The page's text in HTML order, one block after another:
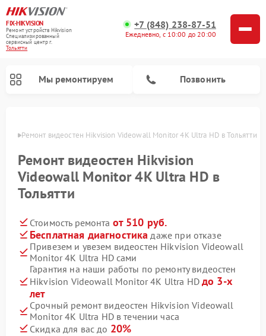
FIX-HIKVISION
Ремонт устройств Hikvision
Специализированный
cервисный центр г.
Тольятти
+7 (848) 238-87-51
Ежедневно, с 10:00 до 20:00
Мы ремонтируем Позвонить
Ремонт видеостен Hikvision Videowall Monitor 4K Ultra HD в Тольятти
Ремонт видеостен Hikvision
Videowall Monitor 4K Ultra HD в
Тольятти
Стоимость ремонта от 510 руб.
Бесплатная диагностика даже при отказе
Привезем и увезем видеостен Hikvision Videowall
Monitor 4K Ultra HD сами
Гарантия на наши работы по ремонту видеостен
Hikvision Videowall Monitor 4K Ultra HD до 3-х
лет
Срочный ремонт видеостен Hikvision Videowall
Monitor 4K Ultra HD в течении часа
Скидка для вас до 20%